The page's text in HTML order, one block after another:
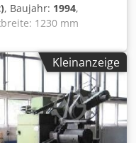
, Baujahr: 1994,
1230 mm
mm Max.
m/min Einzelne
Max.
Kessel
(PE), Polypropylen
/ Wasserbasierte
Kleinanzeige